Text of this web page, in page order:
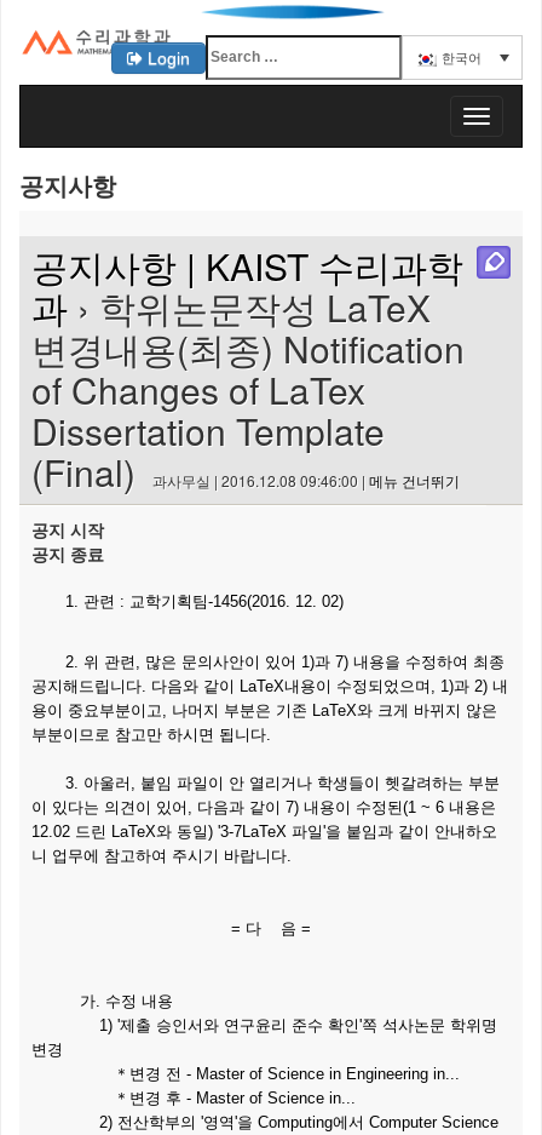
KAIST 수리과학과
Login 한국어
T
o
공지사항
공지사항 | KAIST 수리과학
과 › 학위논문작성 LaTeX
변경내용(최종) Notification
of Changes of LaTex
Dissertation Template
(Final) 과사무실 | 2016.12.08 09:46:00 | 메뉴 건너뛰기
공지 시작
공지 종료
1. 관련 : 교학기획팀-1456(2016. 12. 02)
2. 위 관련, 많은 문의사안이 있어 1)과 7) 내용을 수정하여 최종
공지해드립니다. 다음와 같이 LaTeX내용이 수정되었으며, 1)과 2) 내
용이 중요부분이고, 나머지 부분은 기존 LaTeX와 크게 바뀌지 않은
부분이므로 참고만 하시면 됩니다.
3. 아울러, 붙임 파일이 안 열리거나 학생들이 헷갈려하는 부분
이 있다는 의견이 있어, 다음과 같이 7) 내용이 수정된(1 ~ 6 내용은
12.02 드린 LaTeX와 동일) '3-7LaTeX 파일'을 붙임과 같이 안내하오
니 업무에 참고하여 주시기 바랍니다.
= 다 음 =
가. 수정 내용
1) '제출 승인서와 연구윤리 준수 확인'쪽 석사논문 학위명
변경
＊ 변경 전 - Master of Science in Engineering in...
＊변경 후 - Master of Science in...
2) 전산학부의 '영역'을 Computing에서 Computer Science